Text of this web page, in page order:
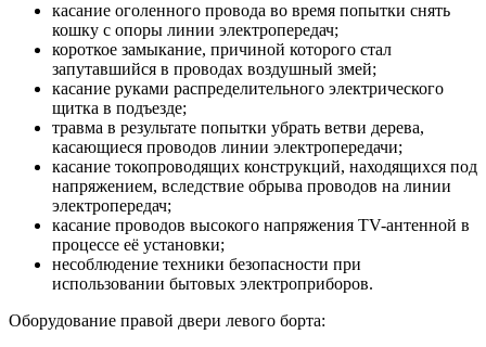
касание оголенного провода во время попытки снять
кошку с опоры линии электропередач;
короткое замыкание, причиной которого стал
запутавшийся в проводах воздушный змей;
касание руками распределительного электрического
щитка в подъезде;
травма в результате попытки убрать ветви дерева,
касающиеся проводов линии электропередачи;
касание токопроводящих конструкций, находящихся под
напряжением, вследствие обрыва проводов на линии
электропередач;
касание проводов высокого напряжения TV-антенной в
процессе её установки;
несоблюдение техники безопасности при
использовании бытовых электроприборов.
Оборудование правой двери левого борта: